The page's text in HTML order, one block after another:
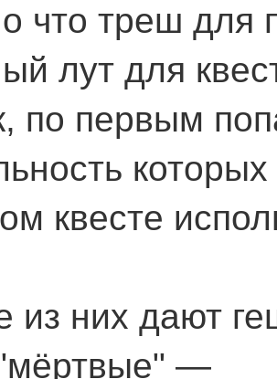
что треш для
лут для
по первым
квесте
из них дают
—